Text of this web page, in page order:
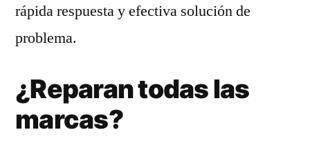
rápida respuesta y efectiva solución de
problema.
¿Reparan todas las
marcas?